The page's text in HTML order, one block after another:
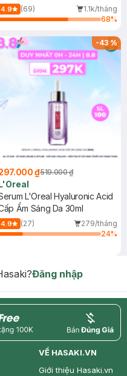
4.9 (69)
1.1k/tháng
68%
-43%
₫519.000 ₫
L'Oreal Hyaluronic Acid
Ẩm Sáng Da 30ml
4.9 (27)
279/tháng
24%
Đăng nhập
price
VỀ HASAKI.VN
Giới thiệu Hasaki.vn